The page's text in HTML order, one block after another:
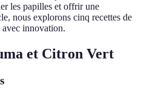
les papilles et offrir une
nous explorons cinq recettes de
innovation.
et Citron Vert